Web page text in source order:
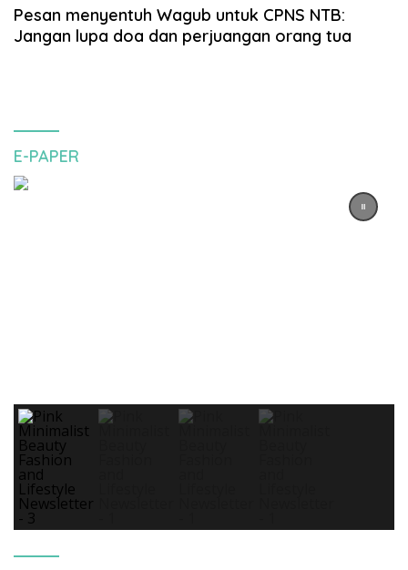
Pesan menyentuh Wagub untuk CPNS NTB:
Jangan lupa doa dan perjuangan orang tua
E-PAPER